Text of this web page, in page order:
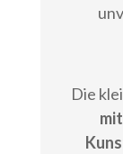
Die